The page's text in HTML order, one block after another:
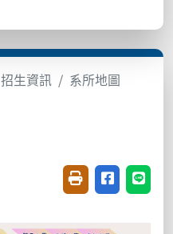
招生資訊
系所地圖
友善列印(開新視
分享至臉書
分享